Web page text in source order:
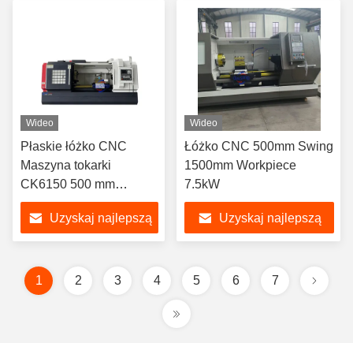
Wideo
Płaskie łóżko CNC
Maszyna tokarki
CK6150 500 mm
huśtawka 1500 mm
obrabiaUzyskaj najlepszą
Wideo
Łóżko CNC 500mm Swing
1500mm Workpiece
7.5kW
Uzyskaj najlepszą
1 2 3 4 5 6 7